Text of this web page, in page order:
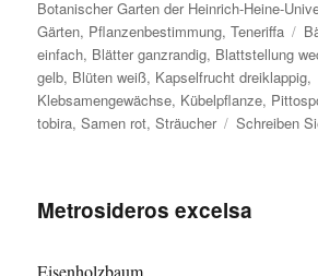
am
Botanischer Garten der Heinrich-Heine-
Gärten, Pflanzenbestimmung,Teneriffa
einfach, Blätter ganzrandig, Blattstellung
gelb, Blüten weiß, Kapselfrucht dreiklappig,
Klebsamengewächse, Kübelpflanze,
tobira,Samen rot,Sträucher Schreiben
Metrosideros excelsa